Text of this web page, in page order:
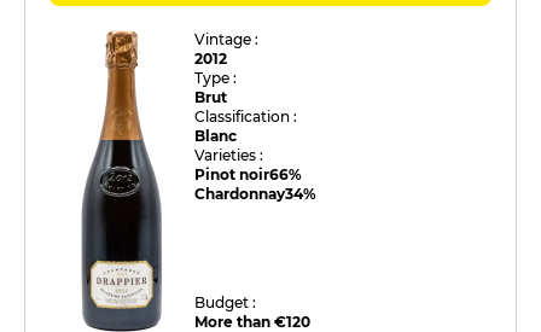
Vintage :
2012
Type :
Brut
Classification :
Blanc
Varieties :
Pinot noir66%
Chardonnay34%
Budget :
More than €120